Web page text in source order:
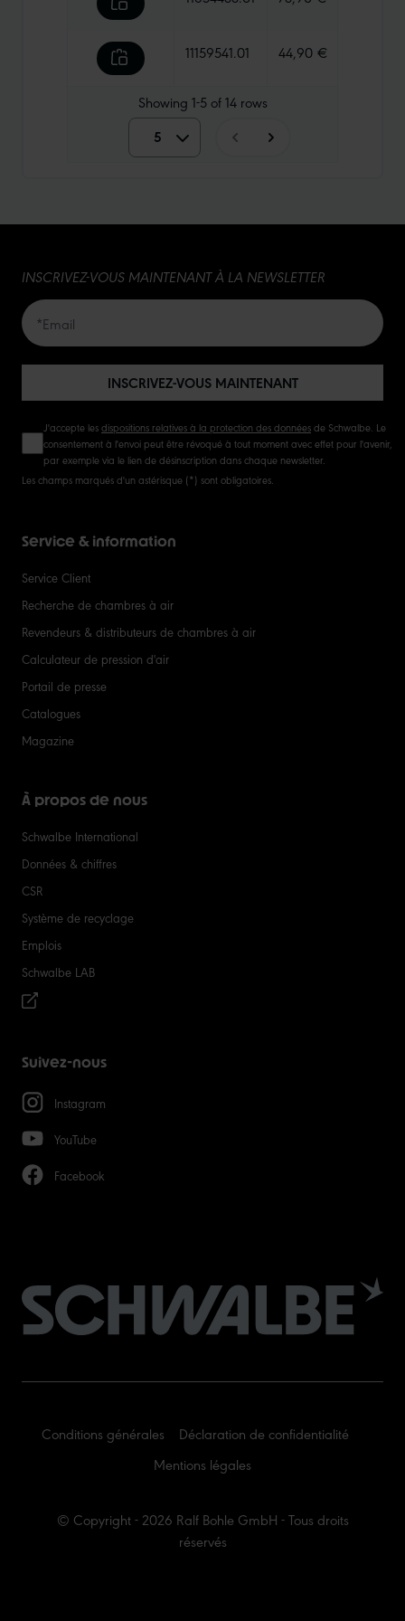
11159541.01 44,90 €
Showing 1-5of14 rows
5 5
20
INSCRIVEZ-VOUS MAINTENANT À LA NEWSLETTER
INSCRIVEZ-VOUS MAINTENANT
J'accepte lesdispositions relatives à la protection des donnéesde Schwalbe. Le
consentement à l'envoi peut être révoqué à tout moment avec effet pour l'avenir,
par exemple via le lien de désinscription dans chaque newsletter.
Les champs marqués d'un astérisque (*) sont obligatoires.
Service & information
Service Client
Recherche de chambres à air
Revendeurs & distributeurs de chambres à air
Calculateur de pression d'air
Portail de presse
Catalogues
Magazine
À propos de nous
Schwalbe International
Données & chiffres
CSR
Système de recyclage
Emplois
Schwalbe LAB
Suivez-nous
Instagram
YouTube
Facebook
© Copyright - 2026 Ralf Bohle GmbH - Tous droits
réservés
Conditions générales
Déclaration de confidentialité
Mentions légales